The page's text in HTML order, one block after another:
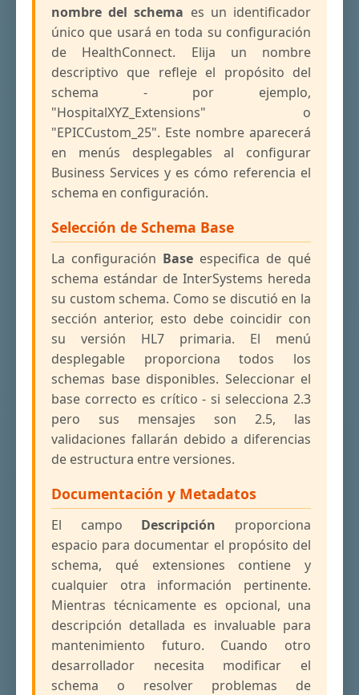
nombre del schema es un identificador
único que usará en toda su configuración
de HealthConnect. Elija un nombre
descriptivo que refleje el propósito del
schema - por ejemplo,
"HospitalXYZ_Extensions" o
"EPICCustom_25". Este nombre aparecerá
en menús desplegables al configurar
Business Services y es cómo referencia el
schema en configuración.
Selección de Schema Base
La configuración Base especifica de qué
schema estándar de InterSystems hereda
su custom schema. Como se discutió en la
sección anterior, esto debe coincidir con
su versión HL7 primaria. El menú
desplegable proporciona todos los
schemas base disponibles. Seleccionar el
base correcto es crítico - si selecciona 2.3
pero sus mensajes son 2.5, las
validaciones fallarán debido a diferencias
de estructura entre versiones.
Documentación y Metadatos
El campo Descripción proporciona
espacio para documentar el propósito del
schema, qué extensiones contiene y
cualquier otra información pertinente.
Mientras técnicamente es opcional, una
descripción detallada es invaluable para
mantenimiento futuro. Cuando otro
desarrollador necesita modificar el
schema o resolver problemas de